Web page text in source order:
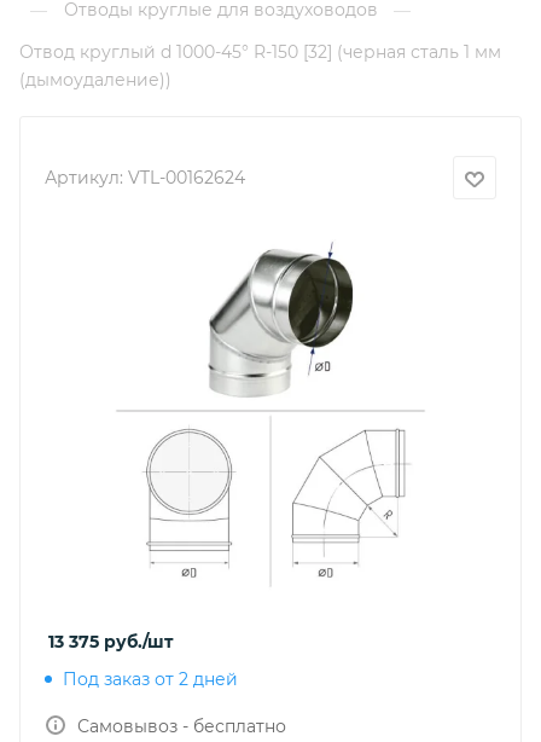
— Отводы круглые для воздуховодов
—
Отвод круглый d 1000-45° R-150 [32] (черная сталь 1 мм
(дымоудаление))
Артикул: VTL-00162624
13 375 руб./шт
Под заказ от 2 дней
Самовывоз - бесплатно